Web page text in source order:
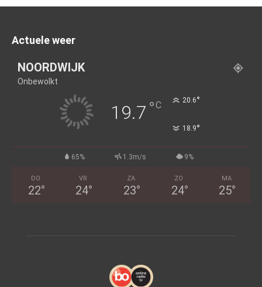
Actuele weer
NOORDWIJK
Onbewolkt
19.7 °C 20.6°
18.9°
65% 1.3m/s 9%
DO
22°
VR
24°
ZA
23°
ZO
24°
MA
25°